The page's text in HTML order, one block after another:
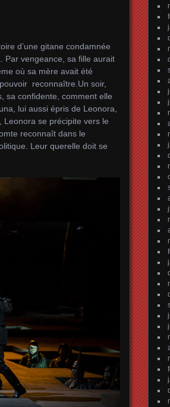
d’une gitane condamnée
Par vengeance, sa fille aurait
où sa mère avait été
reconnaître.Un soir,
sa confidente, comment elle
lui aussi épris de Leonora,
se précipite vers le
reconnaît dans le
Leur querelle doit se